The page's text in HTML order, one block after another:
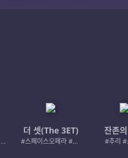
#로맨스릴러 #추리 #여성서사 #사적제재
더 셋(The 3ET)
#스페이스오페라 #우주활극
잔존
#추리 #